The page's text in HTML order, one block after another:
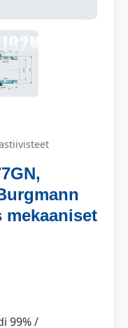
mekaaniset
99% /